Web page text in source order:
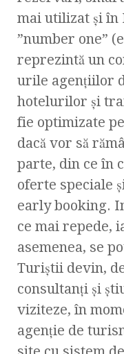
mai utilizat şi în
”number one”
reprezintă un
urile agenţiilor
hotelurilor şi
fie optimizate
dacă vor să
parte, din ce în
oferte speciale
early booking.
ce mai repede,
asemenea, se
Turiştii devin,
consultanţi şi
viziteze, în
agenţie de